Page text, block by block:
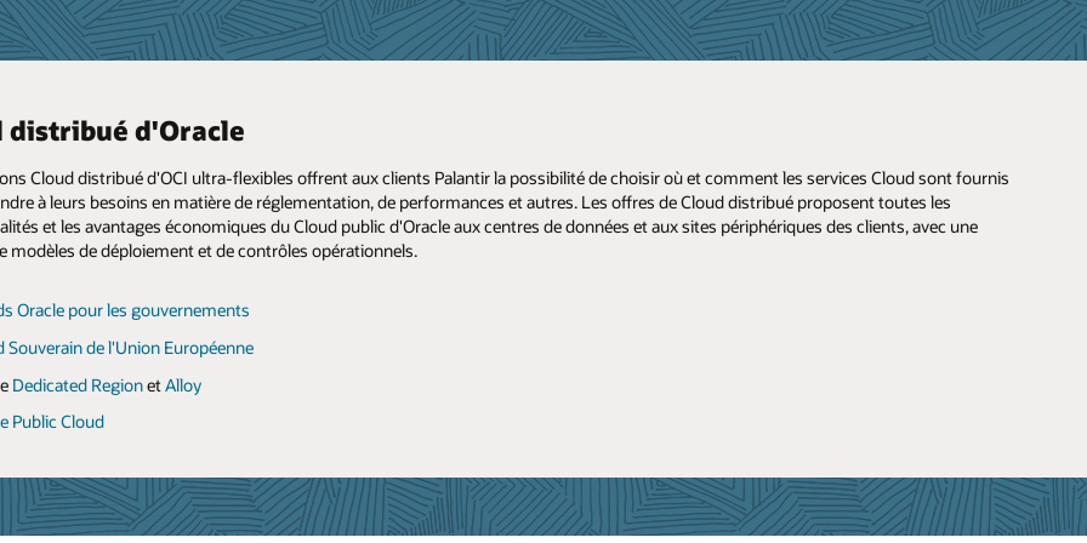
distribué d'Oracle
Cloud distribué d'OCI ultra-flexibles offrent aux clients Palantir la possibilité de choisir où et comment les services Cloud sont fournis
à leurs besoins en matière de réglementation, de performances et autres. Les offres de Cloud distribué proposent toutes les
et les avantages économiques du Cloud public d'Oracle aux centres de données et aux sites périphériques des clients, avec une
modèles de déploiement et de contrôles opérationnels.
Oracle pour les gouvernements
Souverain de l'Union Européenne
Dedicated RegionetAlloy
Public Cloud